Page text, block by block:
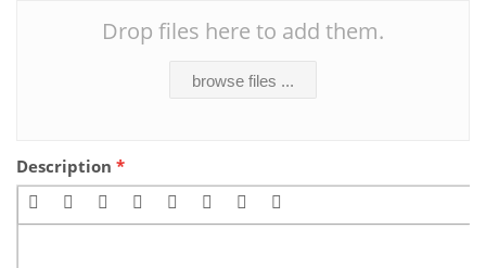
Drop files here to add them.
browse files ...
Description *